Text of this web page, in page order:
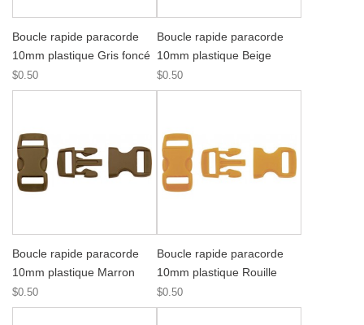
Boucle rapide paracorde
10mm plastique Gris foncé
$0.50
Boucle rapide paracorde
10mm plastique Beige
$0.50
Boucle rapide paracorde
10mm plastique Marron
$0.50
Boucle rapide paracorde
10mm plastique Rouille
$0.50